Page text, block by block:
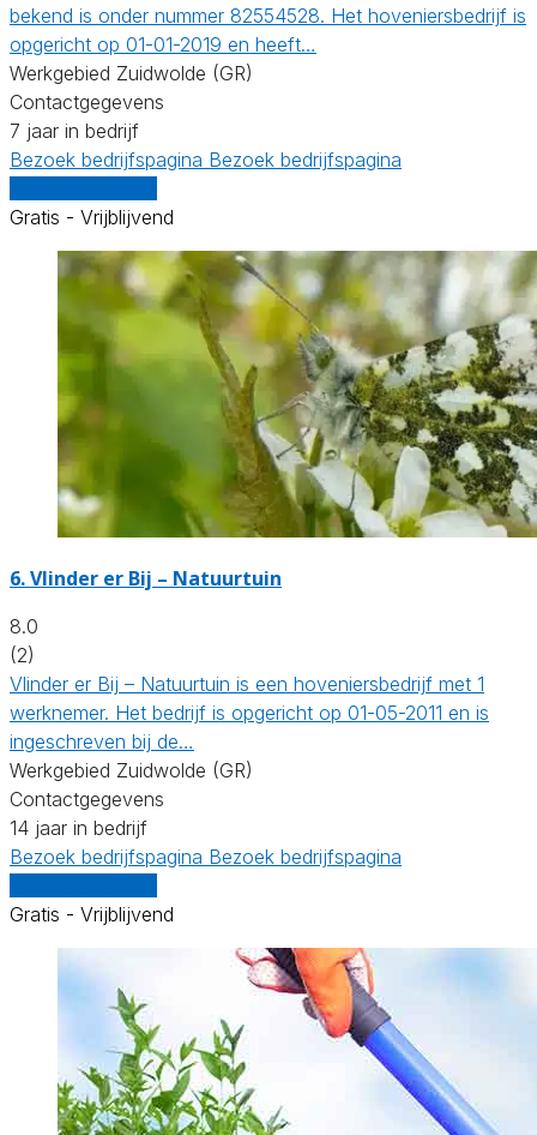
bekend is onder nummer 82554528. Het hoveniersbedrijf is
opgericht op 01-01-2019 en heeft…
Werkgebied Zuidwolde (GR)
Contactgegevens
7 jaar in bedrijf
Bezoek bedrijfspagina Bezoek bedrijfspagina
Gratis - Vrijblijvend
6.Vlinder er Bij – Natuurtuin
8.0
(2)
Vlinder er Bij – Natuurtuin is een hoveniersbedrijf met 1
werknemer. Het bedrijf is opgericht op 01-05-2011 en is
ingeschreven bij de…
Werkgebied Zuidwolde (GR)
Contactgegevens
14 jaar in bedrijf
Bezoek bedrijfspagina Bezoek bedrijfspagina
Gratis - Vrijblijvend